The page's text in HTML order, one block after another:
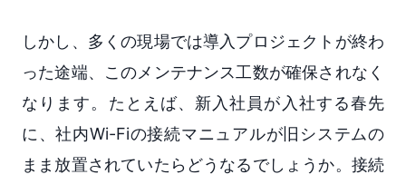
しかし、多くの現場では導入プロジェクトが終わ
った途端、このメンテナンス工数が確保されなく
なります。たとえば、新入社員が入社する春先
に、社内Wi-Fiの接続マニュアルが旧システムの
まま放置されていたらどうなるでしょうか。接続